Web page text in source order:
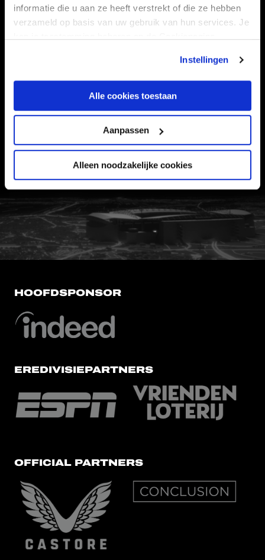
informatie die u aan ze heeft verstrekt of die ze hebben
verzameld op basis van uw gebruik van hun services. Je
Instellingen
Alle cookies toestaan
Aanpassen
Alleen noodzakelijke cookies
STADION
SUPPORTERS
BUSINESS
Informatie
VEELGESTELDE VRAGEN
WERKEN BIJ
VERTROUWENSPERSOON
FC Utrecht<br>vanuit<br>het
HOOFDSPONSOR
EREDIVISIEPARTNERS
OFFICIAL PARTNERS